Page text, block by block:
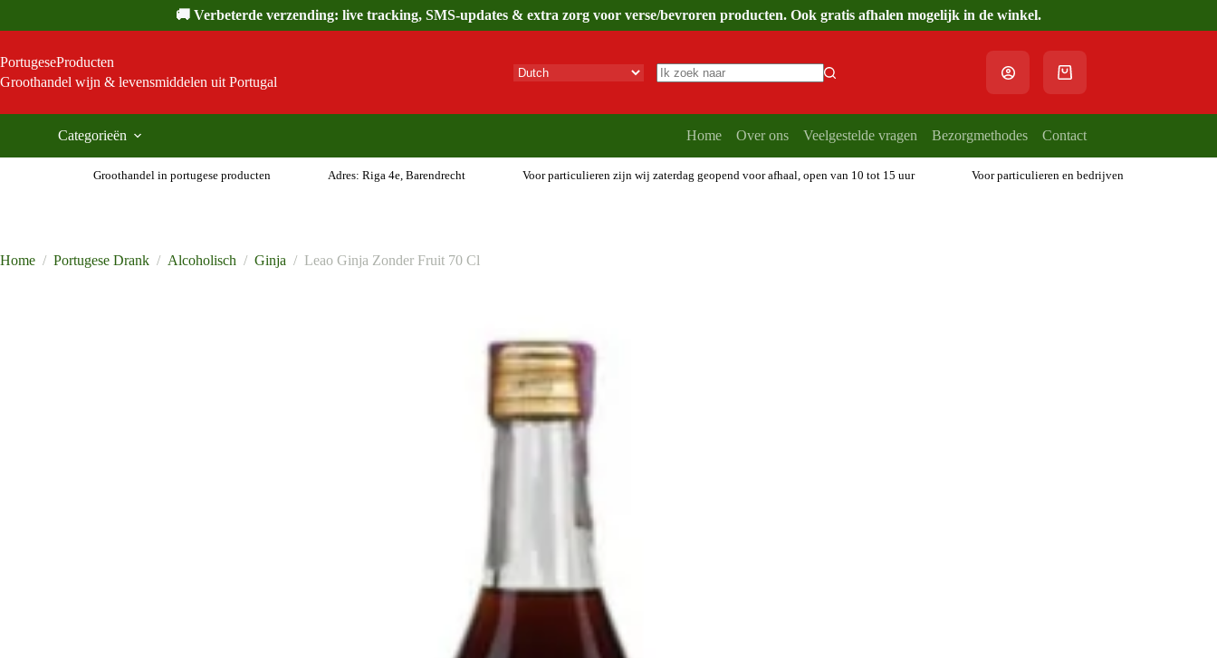
inhoud
🚚 Verbeterde verzending: live tracking, SMS-updates & extra zorg voor verse/bevroren producten. Ook gratis afhalen mogelijk in de winkel.
PortugeseProducten
Groothandel wijn & levensmiddelen uit Portugal
Winkelwagen
Categorieën Home Over ons Veelgestelde vragen Bezorgmethodes Contact
Groothandel in portugese producten Adres: Riga 4e, Barendrecht Voor particulieren zijn wij zaterdag geopend voor afhaal, open van 10 tot 15 uur Voor particulieren en bedrijven
Home / Portugese Drank / Alcoholisch / Ginja / Leao Ginja Zonder Fruit 70 Cl